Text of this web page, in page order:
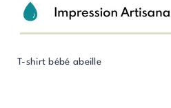
T-shirt bébé abeille